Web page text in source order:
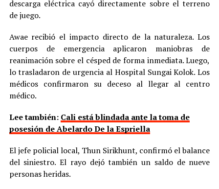
descarga eléctrica cayó directamente sobre el terreno
de juego.
Awae recibió el impacto directo de la naturaleza. Los
cuerpos de emergencia aplicaron maniobras de
reanimación sobre el césped de forma inmediata. Luego,
lo trasladaron de urgencia al Hospital Sungai Kolok. Los
médicos confirmaron su deceso al llegar al centro
médico.
Lee también: Cali está blindada ante la toma de
posesión de Abelardo De la Espriella
El jefe policial local, Thun Sirikhunt, confirmó el balance
del siniestro. El rayo dejó también un saldo de nueve
personas heridas.